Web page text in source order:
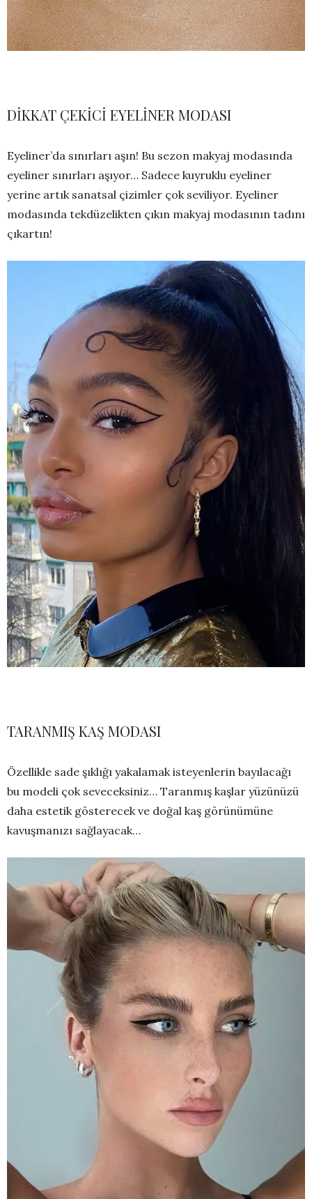
DİKKAT ÇEKİCİ EYELİNER MODASI
Eyeliner’da sınırları aşın! Bu sezon makyaj modasında
eyeliner sınırları aşıyor… Sadece kuyruklu eyeliner
yerine artık sanatsal çizimler çok seviliyor. Eyeliner
modasında tekdüzelikten çıkın makyaj modasının tadını
çıkartın!
TARANMIŞ KAŞ MODASI
Özellikle sade şıklığı yakalamak isteyenlerin bayılacağı
bu modeli çok seveceksiniz… Taranmış kaşlar yüzünüzü
daha estetik gösterecek ve doğal kaş görünümüne
kavuşmanızı sağlayacak…